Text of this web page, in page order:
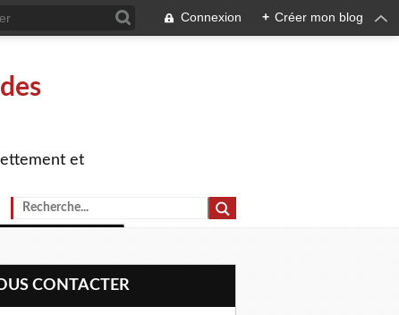
Connexion + Créer mon blog
et
CONTACTER